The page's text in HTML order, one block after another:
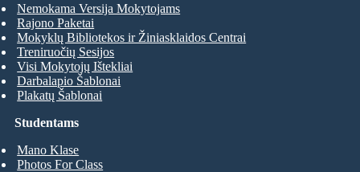
Studentams
Mano Klase
Photos For Class
Nemokama Versija Mokytojams
Rajono Paketai
Mokyklų Bibliotekos ir Žiniasklaidos Centrai
Treniruočių Sesijos
Visi Mokytojų Ištekliai
Darbalapio Šablonai
Plakatų Šablonai